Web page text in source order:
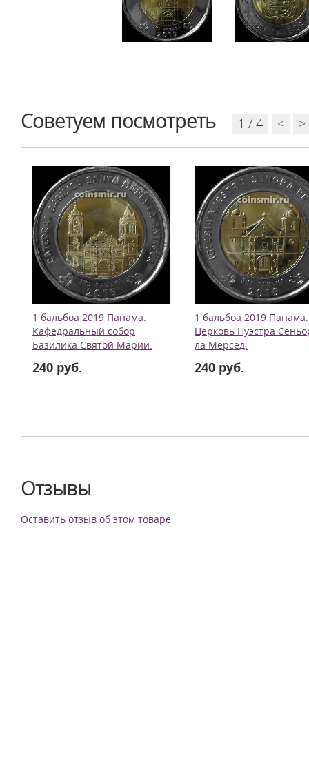
Советуем посмотреть 1 / 4 < >
1 бальбоа 2019 Панама.
Кафедральный собор
Базилика Святой Марии.
240 руб.
1 бальбоа 2019 Панама.
Церковь Нуэстра
ла Мерсед.
240 руб.
Отзывы
Оставить отзыв об этом товаре